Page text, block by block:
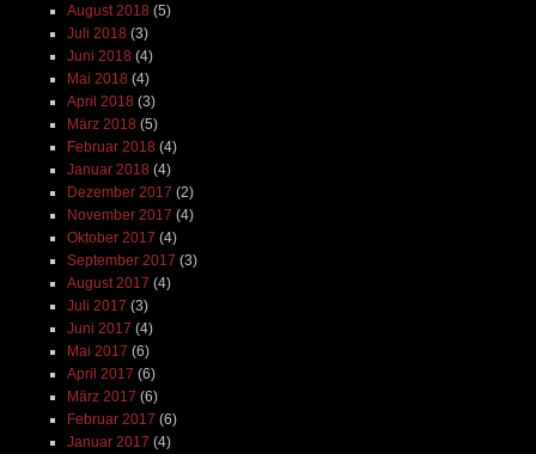
August 2018 (5)
Juli 2018 (3)
Juni 2018 (4)
Mai 2018 (4)
April 2018 (3)
März 2018 (5)
Februar 2018 (4)
Januar 2018 (4)
Dezember 2017 (2)
November 2017 (4)
Oktober 2017 (4)
September 2017 (3)
August 2017 (4)
Juli 2017 (3)
Juni 2017 (4)
Mai 2017 (6)
April 2017 (6)
März 2017 (6)
Februar 2017 (6)
Januar 2017 (4)